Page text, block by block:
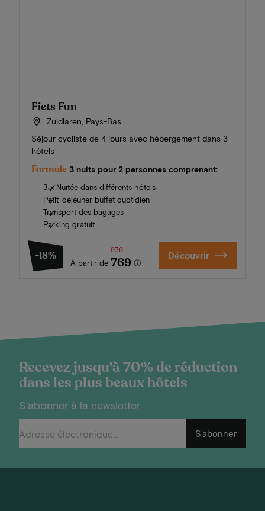
Fiets Fun
Zuidlaren, Pays-Bas
Séjour cycliste de 4 jours avec hébergement dans 3
hôtels
Formule 3 nuits pour 2 personnes comprenant:
3 x Nuitée dans différents hôtels
Petit-déjeuner buffet quotidien
Transport des bagages
Parking gratuit
-18%
À partir de
936
769 Découvrir
Recevez jusqu'à 70% de réduction
dans les plus beaux hôtels
S'abonner à la newsletter
S'abonner